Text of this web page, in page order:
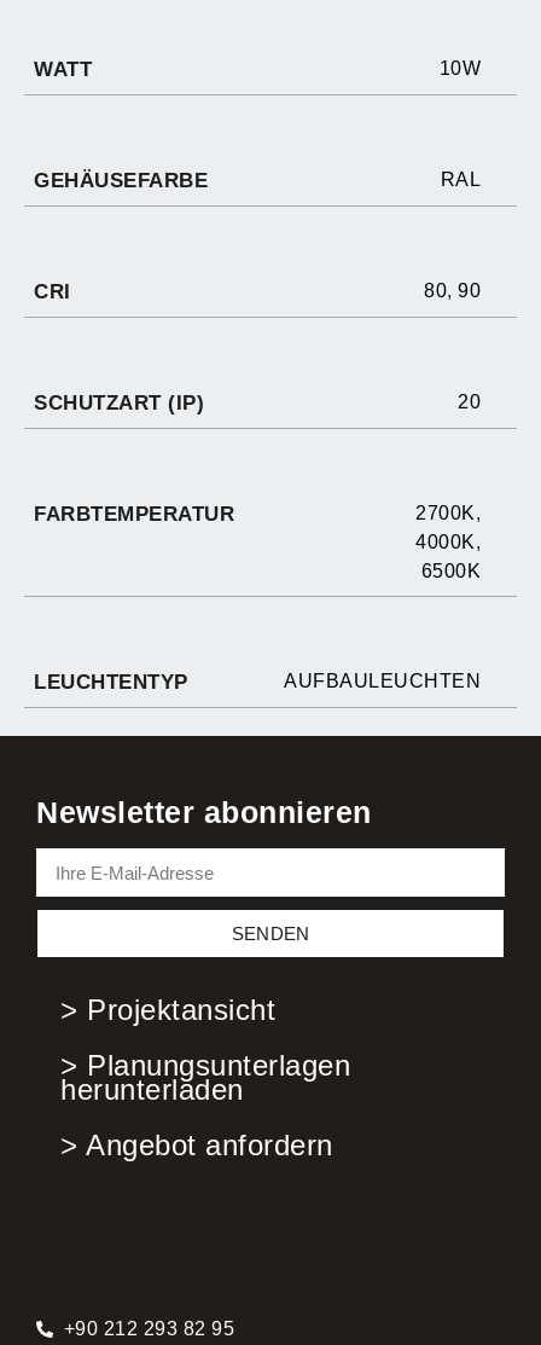
WATT 10W
GEHÄUSEFARBE RAL
CRI 80, 90
SCHUTZART (IP) 20
FARBTEMPERATUR 2700K,
4000K,
6500K
LEUCHTENTYP AUFBAULEUCHTEN
Newsletter abonnieren
SENDEN
> Projektansicht
> Planungsunterlagen
herunterladen
> Angebot anfordern
+90 212 293 82 95